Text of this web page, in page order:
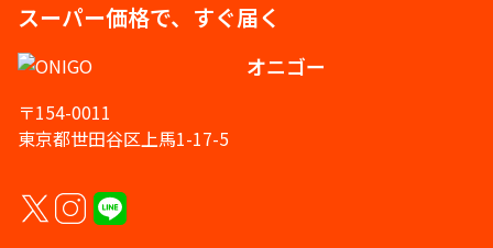
スーパー価格で、すぐ届く
オニゴー
〒154-0011
東京都世田谷区上馬1-17-5